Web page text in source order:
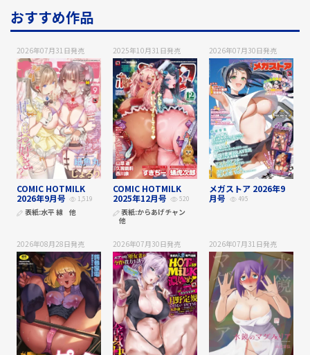
おすすめ作品
2026年07月31日発売
COMIC HOTMILK
2026年9月号
1,519
表紙:水平 線 他
2025年10月31日発売
COMIC HOTMILK
2025年12月号
520
表紙:からあげチャン
他
2026年07月30日発売
メガストア 2026年9
月号
495
2026年08月28日発売 2026年07月30日発売 2026年07月31日発売